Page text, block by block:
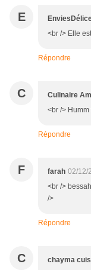
E
<br /> Elle
Répondre
C Culinaire
<br />
Répondre
F farah 02/12/
<br />
/>
Répondre
C chayma